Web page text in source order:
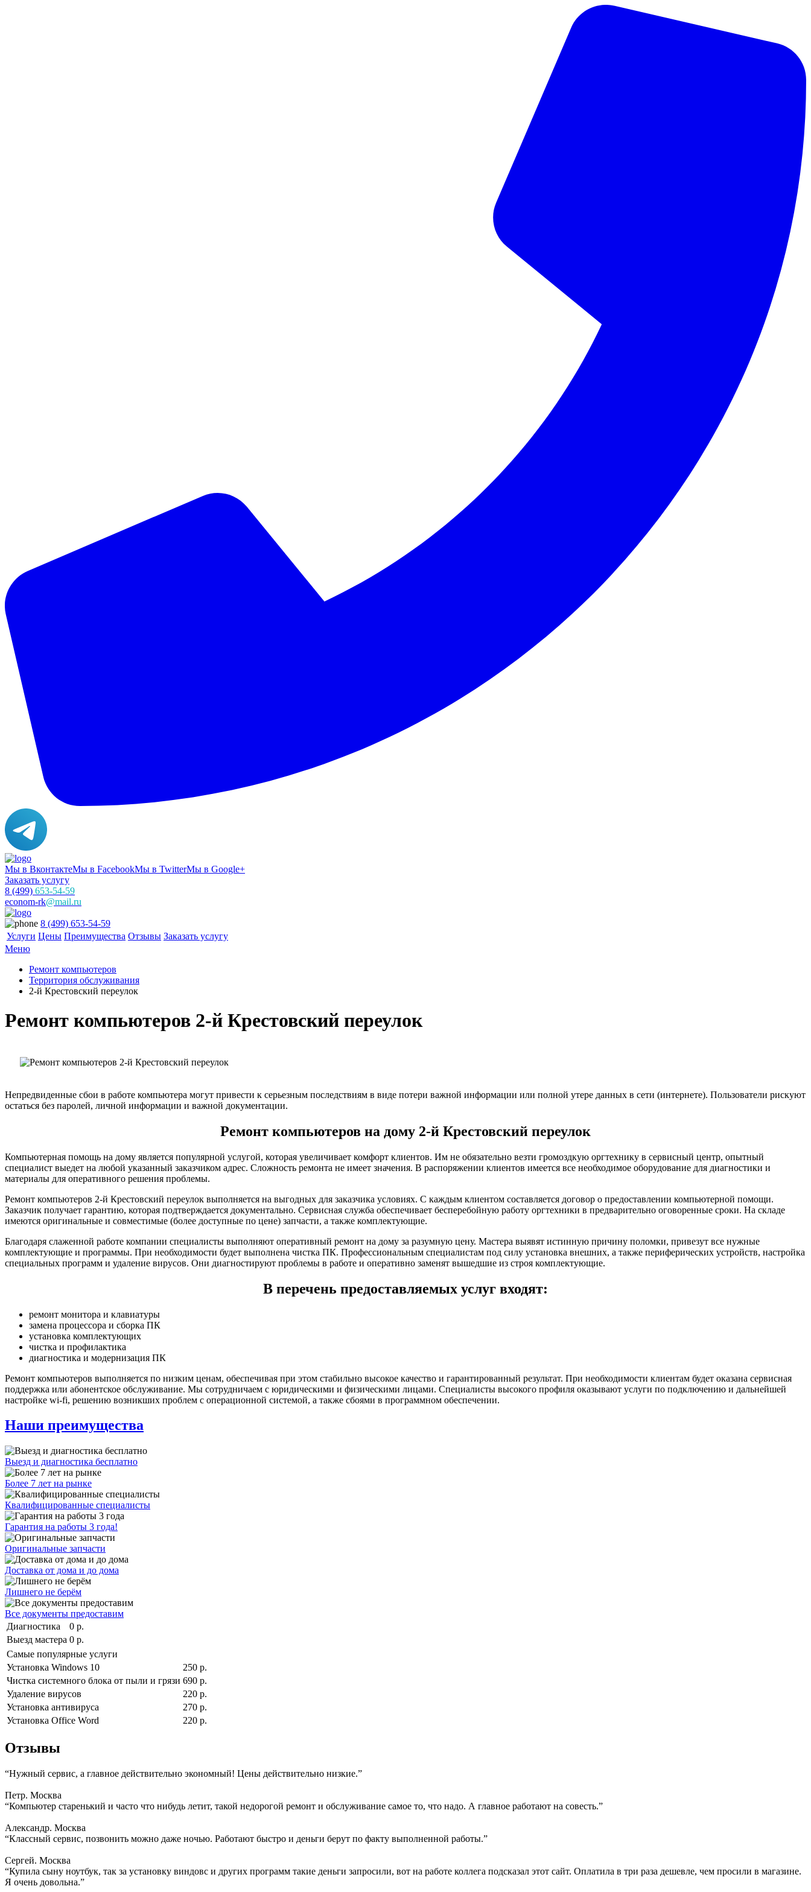
Мы в ВконтактеМы в FacebookМы в TwitterМы в Google+
Заказать услугу
8 (499) 653-54-59
econom-rk@mail.ru
8 (499) 653-54-59
Услуги Цены Преимущества Отзывы Заказать услугу
Меню
Ремонт компьютеров
Территория обслуживания
2-й Крестовский переулок
Ремонт компьютеров 2-й Крестовский переулок
Непредвиденные сбои в работе компьютера могут привести к серьезным последствиям в виде потери важной информации или полной утере данных в сети (интернете). Пользователи рискуют
остаться без паролей, личной информации и важной документации.
Ремонт компьютеров на дому 2-й Крестовский переулок
Компьютерная помощь на дому является популярной услугой, которая увеличивает комфорт клиентов. Им не обязательно везти громоздкую оргтехнику в сервисный центр, опытный
специалист выедет на любой указанный заказчиком адрес. Сложность ремонта не имеет значения. В распоряжении клиентов имеется все необходимое оборудование для диагностики и
материалы для оперативного решения проблемы.
Ремонт компьютеров 2-й Крестовский переулок выполняется на выгодных для заказчика условиях. С каждым клиентом составляется договор о предоставлении компьютерной помощи.
Заказчик получает гарантию, которая подтверждается документально. Сервисная служба обеспечивает бесперебойную работу оргтехники в предварительно оговоренные сроки. На складе
имеются оригинальные и совместимые (более доступные по цене) запчасти, а также комплектующие.
Благодаря слаженной работе компании специалисты выполняют оперативный ремонт на дому за разумную цену. Мастера выявят истинную причину поломки, привезут все нужные
комплектующие и программы. При необходимости будет выполнена чистка ПК. Профессиональным специалистам под силу установка внешних, а также периферических устройств, настройка
специальных программ и удаление вирусов. Они диагностируют проблемы в работе и оперативно заменят вышедшие из строя комплектующие.
В перечень предоставляемых услуг входят:
ремонт монитора и клавиатуры
замена процессора и сборка ПК
установка комплектующих
чистка и профилактика
диагностика и модернизация ПК
Ремонт компьютеров выполняется по низким ценам, обеспечивая при этом стабильно высокое качество и гарантированный результат. При необходимости клиентам будет оказана сервисная
поддержка или абонентское обслуживание. Мы сотрудничаем с юридическими и физическими лицами. Специалисты высокого профиля оказывают услуги по подключению и дальнейшей
настройке wi-fi, решению возникших проблем с операционной системой, а также сбоями в программном обеспечении.
Наши преимущества
Выезд и диагностика бесплатно
Более 7 лет на рынке
Квалифицированные специалисты
Гарантия на работы 3 года!
Оригинальные запчасти
Доставка от дома и до дома
Лишнего не берём
Все документы предоставим
Диагностика
0 р.
Выезд мастера 0 р.
Самые популярные услуги
Установка Windows 10
250 р.
Чистка системного блока от пыли и грязи 690 р.
Удаление вирусов
220 р.
Установка антивируса
270 р.
Установка Office Word
220 р.
Отзывы
“Нужный сервис, а главное действительно экономный! Цены действительно низкие.”
Петр. Москва
“Компьютер старенький и часто что нибудь летит, такой недорогой ремонт и обслуживание самое то, что надо. А главное работают на совесть.”
Александр. Москва
“Классный сервис, позвонить можно даже ночью. Работают быстро и деньги берут по факту выполненной работы.”
Сергей. Москва
“Купила сыну ноутбук, так за установку виндовс и других программ такие деньги запросили, вот на работе коллега подсказал этот сайт. Оплатила в три раза дешевле, чем просили в магазине.
Я очень довольна.”